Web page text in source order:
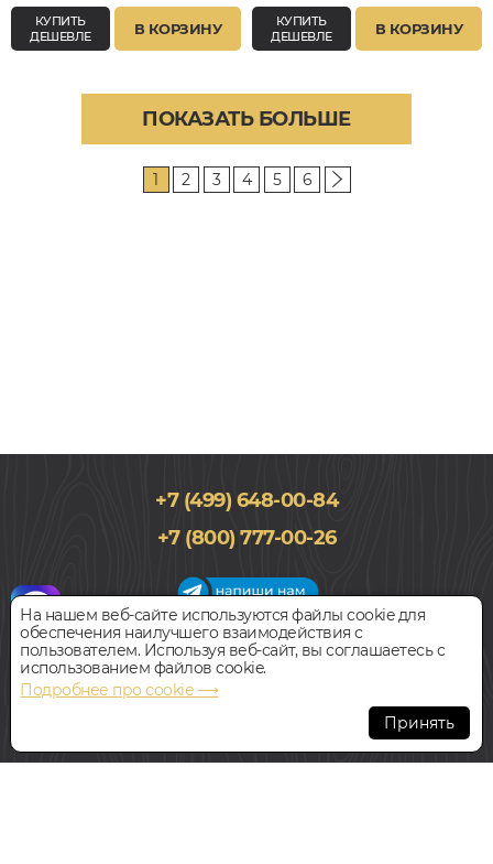
КУПИТЬ
ДЕШЕВЛЕ
В КОРЗИНУ
КУПИТЬ
ДЕШЕВЛЕ
В КОРЗИНУ
ПОКАЗАТЬ БОЛЬШЕ
1 2 3 4 5 6
+7 (499) 648-00-84
+7 (800) 777-00-26
График работы салона
Пн-Вс с 09:00 до 21:00
Наш адрес:127018, г. Москва,
ул.Складочная, д.1, строение 9
На нашем веб-сайте используются файлы cookie для
обеспечения наилучшего взаимодействия с
пользователем. Используя веб-сайт, вы соглашаетесь с
использованием файлов cookie.
Подробнее про cookie ⟶
Принять